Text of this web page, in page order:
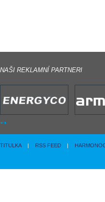
NAŠI REKLAMNÍ PARTNERI
TITULKA | RSS FEED |